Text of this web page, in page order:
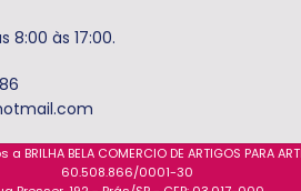
8:00 às 17:00.
BELA COMERCIO DE ARTIGOS PARA
60.508.866/0001-30